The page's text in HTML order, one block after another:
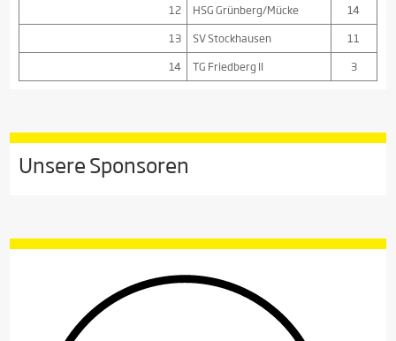
12
HSG Grünberg/Mücke
14
13
SV Stockhausen
11
14
TG Friedberg II 3
Unsere Sponsoren